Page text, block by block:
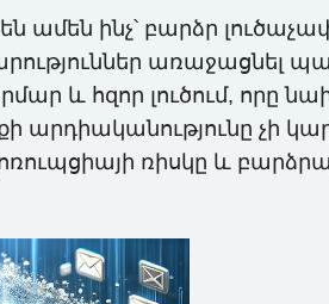
ամեն ինչ՝ բարձր
առաջացնել
և հզոր լուծում, որը
արդիականությունը չի
ռիսկը և